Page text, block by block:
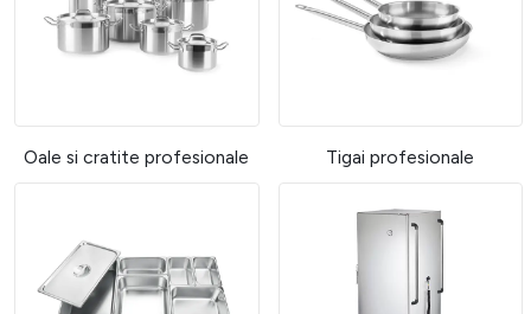
Oale si cratite profesionale Tigai profesionale